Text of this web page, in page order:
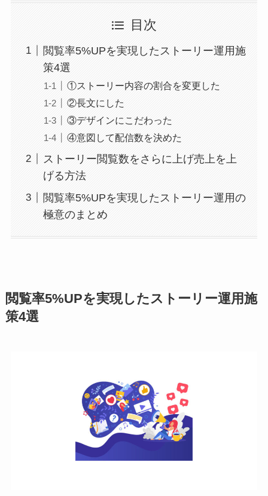
目次
閲覧率5%UPを実現したストーリー運用施
策4選
①ストーリー内容の割合を変更した
②長文にした
③デザインにこだわった
④意図して配信数を決めた
ストーリー閲覧数をさらに上げ売上を上
げる方法
閲覧率5%UPを実現したストーリー運用の
極意のまとめ
閲覧率5%UPを実現したストーリー運用施
策4選